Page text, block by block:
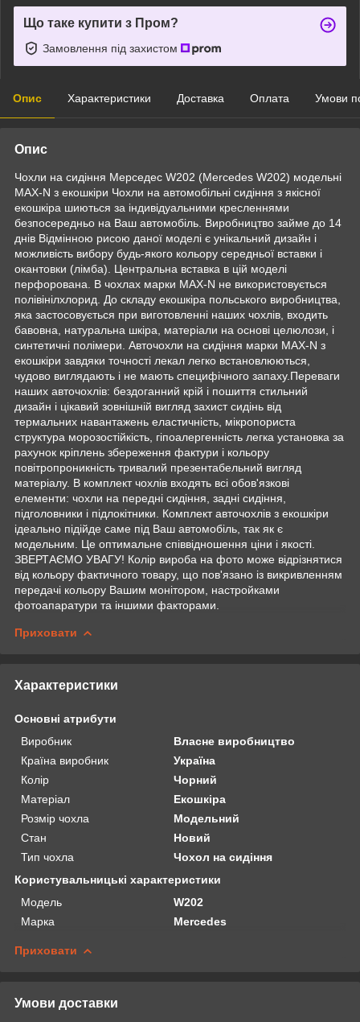
Що таке купити з Пром?
Замовлення під захистом
Опис Характеристики Доставка Оплата Умови
Опис
Чохли на сидіння Мерседес W202 (Mercedes W202) модельні
MAX-N з екошкіри Чохли на автомобільні сидіння з якісної
екошкіра шиються за індивідуальними кресленнями
безпосередньо на Ваш автомобіль. Виробництво займе до 14
днів Відмінною рисою даної моделі є унікальний дизайн і
можливість вибору будь-якого кольору середньої вставки і
окантовки (лімба). Центральна вставка в цій моделі
перфорована. В чохлах марки MAX-N не використовується
полівінілхлорид. До складу екошкіра польського виробництва,
яка застосовується при виготовленні наших чохлів, входить
бавовна, натуральна шкіра, матеріали на основі целюлози, і
синтетичні полімери. Авточохли на сидіння марки MAX-N з
екошкіри завдяки точності лекал легко встановлюються,
чудово виглядають і не мають специфічного запаху.Переваги
наших авточохлів: бездоганний крій і пошиття стильний
дизайн і цікавий зовнішній вигляд захист сидінь від
термальних навантажень еластичність, мікропориста
структура морозостійкість, гіпоалергенність легка установка за
рахунок кріплень збереження фактури і кольору
повітропроникність тривалий презентабельний вигляд
матеріалу. В комплект чохлів входять всі обов'язкові
елементи: чохли на передні сидіння, задні сидіння,
підголовники і підлокітники. Комплект авточохлів з екошкіри
ідеально підійде саме під Ваш автомобіль, так як є
модельним. Це оптимальне співвідношення ціни і якості.
ЗВЕРТАЄМО УВАГУ! Колір вироба на фото може відрізнятися
від кольору фактичного товару, що пов'язано із викривленням
передачі кольору Вашим монітором, настройками
фотоапаратури та іншими факторами.
Приховати
Характеристики
Основні атрибути
Виробник
Власне виробництво
Країна виробник
Україна
Колір
Чорний
Матеріал
Екошкіра
Розмір чохла
Модельний
Стан
Новий
Тип чохла
Чохол на сидіння
Користувальницькі характеристики
Мoдель
W202
Марка
Mercedes
Приховати
Умови доставки